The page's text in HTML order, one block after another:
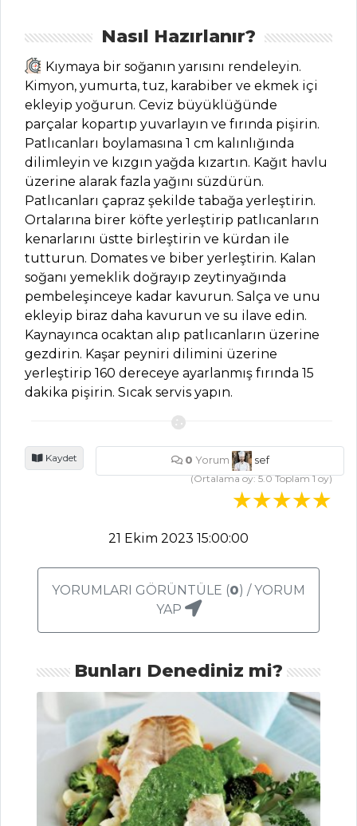
MENÜLER
Tüm
Kategoriler
HAMUR İŞLERI
Patatesli ve
Sucuklu Mantı
Tarifi, Nasıl Yapılır?
Tereyağlı
Kurabiye Tarifi,
Nasıl Yapılır?
Elmalı ve Cevizli
Tart Tarifi, Nasıl
Yapılır?
Hamur İşleri Tüm
Tarifleri
ÇORBALAR
Yapılır?
Tarifi, Nasıl Yapılır?
Çorbası Tarifi, Nasıl
Çorbalar Tüm
Tarifleri
MEZELER VE
SOSLAR
Kefal Pilaki
Nasıl Hazırlanır?
Kıymaya bir soğanın yarısını rendeleyin.
Kimyon, yumurta, tuz, karabiber ve ekmek içi
ekleyip yoğurun. Ceviz büyüklüğünde
parçalar kopartıp yuvarlayın ve fırında pişirin.
Patlıcanları boylamasına 1 cm kalınlığında
dilimleyin ve kızgın yağda kızartın. Kağıt havlu
üzerine alarak fazla yağını süzdürün.
Patlıcanları çapraz şekilde tabağa yerleştirin.
Ortalarına birer köfte yerleştirip patlıcanların
kenarlarını üstte birleştirin ve kürdan ile
tutturun. Domates ve biber yerleştirin. Kalan
soğanı yemeklik doğrayıp zeytinyağında
pembeleşinceye kadar kavurun. Salça ve unu
ekleyip biraz daha kavurun ve su ilave edin.
Kaynayınca ocaktan alıp patlıcanların üzerine
gezdirin. Kaşar peyniri dilimini üzerine
yerleştirip 160 dereceye ayarlanmış fırında 15
dakika pişirin. Sıcak servis yapın.
Kaydet 0 Yorum
sef
(Ortalama oy:5.0Toplam1oy)
21 Ekim 2023 15:00:00
YORUMLARI GÖRÜNTÜLE (0) / YORUM
YAP
Bunları Denediniz mi?